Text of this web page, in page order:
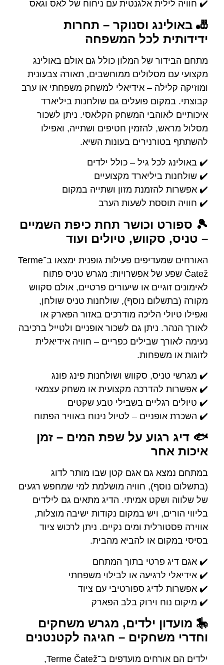
✔️ חוויה לילית אלגנטית עם ניחוח של לאס וגאס
🎳 באולינג וסנוקר – תחרות
ידידותית לכל המשפחה
מתחם הבידור של המלון כולל גם אולם באולינג
מקצועי עם מסלולים ממוחשבים, תאורה צבעונית
ומוזיקה קלילה – אידיאלי למשחק משפחתי או ערב
קבוצתי. במקום פועלים גם שולחנות ביליארד
איכותיים לאוהבי המשחק הקלאסי. ניתן לשכור
מסלול מראש, להזמין חטיפים ושתייה, ואפילו
להשתתף בטורנירים בעונות השיא.
✔️ באולינג לכל גיל – כולל ילדים
✔️ שולחנות ביליארד מקצועיים
✔️ אפשרות להזמנת מזון ושתייה במקום
✔️ חוויה תוססת לשעות הערב
🎾 ספורט וכושר תחת כיפת השמיים
– טניס, סקווש, טיולים ועוד
האורחים שמעדיפים פעילות גופנית ימצאו ב־Terme
Čatež שפע של אפשרויות: מגרש טניס פתוח
לאימונים זוגיים או שיעורים פרטיים, אולם סקווש
מקורה (בתשלום נוסף), שולחנות טניס שולחן,
ואפילו טיולי הליכה מודרכים באזור הפארק או
לאורך הנהר. ניתן גם לשכור אופניים ולטייל ברכיבה
נעימה לאורך שבילים כפריים – חוויה אידיאלית
לזוגות או משפחות.
✔️ מגרשי טניס, סקווש ושולחנות פינג פונג
✔️ אפשרות להדרכה מקצועית או משחק עצמאי
✔️ טיולים רגליים בשבילי טבע שקטים
✔️ השכרת אופניים – לטיול נינוח באוויר הפתוח
🐟 דיג רגוע על שפת המים – זמן
איכות אחר
במתחם נמצא גם אגם קטן שבו מותר לדוג
(בתשלום נוסף), חוויה מושלמת למי שמחפש רגעים
של שלווה ושקט אמיתי. הדיג מתאים גם לילדים
בליווי הורים, ויש במקום נקודות ישיבה מוצלות,
אווירה פסטורלית ומים נקיים. ניתן לרכוש ציוד
בסיסי במקום או להביא מהבית.
✔️ אגם דיג פרטי בתוך המתחם
✔️ אידיאלי לרגיעה או לבילוי משפחתי
✔️ אפשרות לדיג ספורטיבי עם ציוד
✔️ מיקום נוח וירוק בלב הפארק
🎠 מועדון ילדים, מגרש משחקים
וחדרי משחקים – חגיגה לקטנטנים
ילדים הם אורחים מועדפים ב־Terme Čatež,